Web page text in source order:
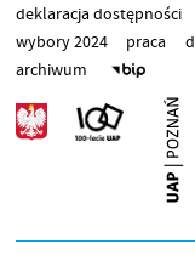
Przejdź do treści
deklaracja dostępności
wybory 2024
praca
archiwum